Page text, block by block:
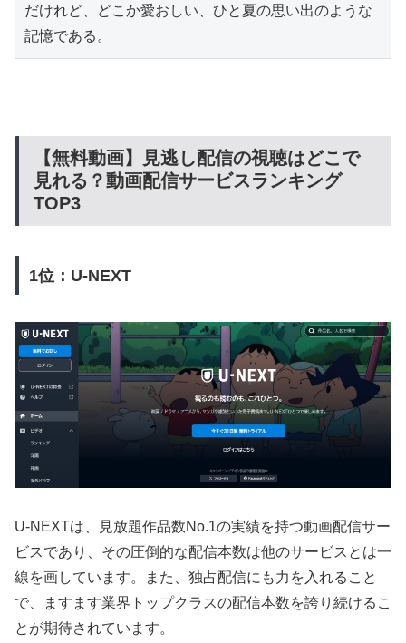
だけれど、どこか愛おしい、ひと夏の思い出のような
記憶である。
【無料動画】見逃し配信の視聴はどこで
見れる？動画配信サービスランキング
TOP3
1位：U-NEXT
U-NEXTは、見放題作品数No.1の実績を持つ動画配信サー
ビスであり、その圧倒的な配信本数は他のサービスとは一
線を画しています。また、独占配信にも力を入れること
で、ますます業界トップクラスの配信本数を誇り続けるこ
とが期待されています。